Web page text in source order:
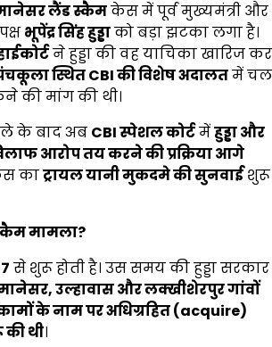
लैंड स्कैमकेस में पूर्व मुख्यमंत्री और
भूपेंद्र सिंह हुड्डाको बड़ा झटका लगा है।
ने हुड्डा की वह याचिका खारिज कर
स्थितCBIकी विशेष अदालतमें चल
की मांग की थी।
के बाद अब CBIस्पेशल कोर्टमेंहुड्डा और
आरोप तय करने की प्रक्रिया आगे
काट्रायल यानी मुकदमे की सुनवाईशुरू
मामला?
से शुरू होती है। उस समय की हुड्डा सरकार
,उल्हावास और लक्खीशेरपुर गांवों
के नाम पर अधिग्रहित (acquire)
की थी।